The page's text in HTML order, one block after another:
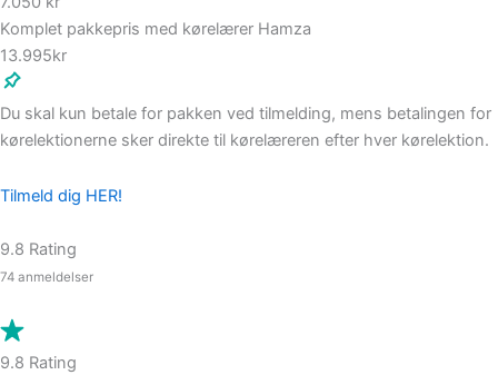
Komplet pakkepris med kørelærer Hamza
13.995kr
Du skal kun betale for pakken ved tilmelding, mens betalingen for
kørelektionerne sker direkte til kørelæreren efter hver kørelektion.
Tilmeld dig HER!
9.8 Rating
74 anmeldelser
9.8 Rating